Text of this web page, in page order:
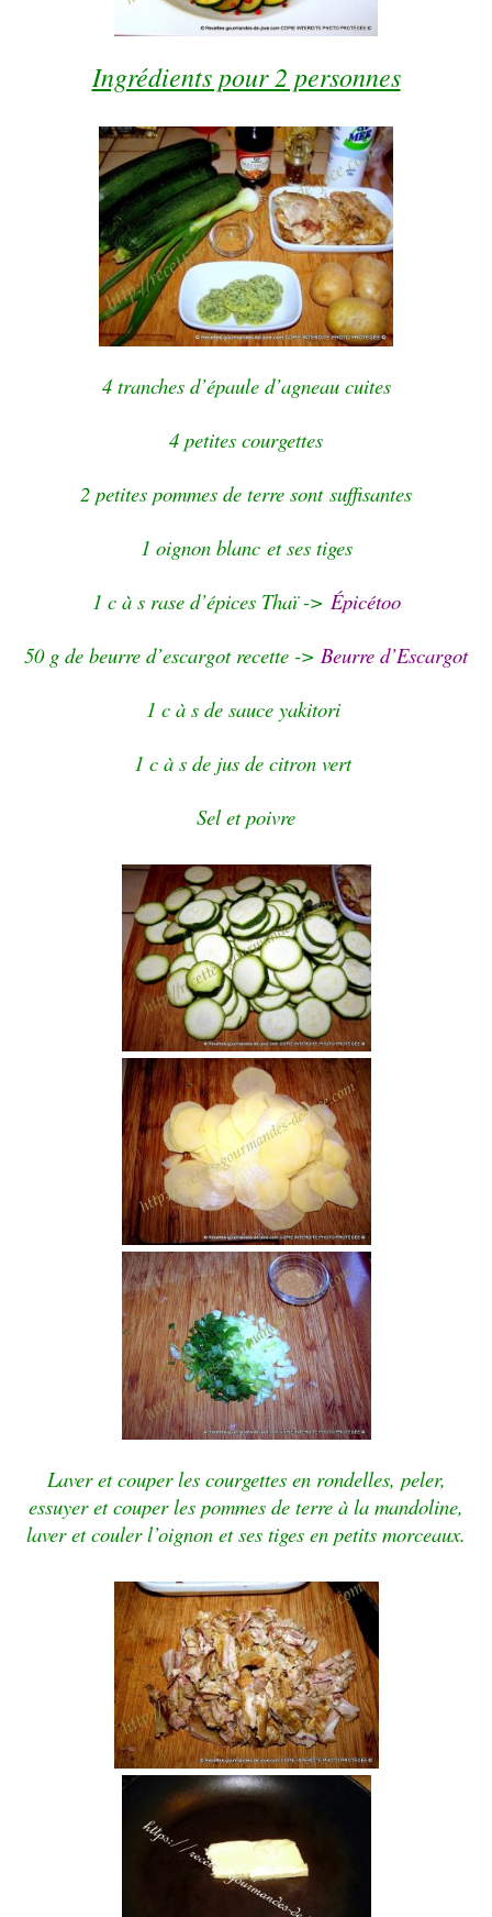
Ingrédients pour 2 personnes
4 tranches d’épaule d’agneau cuites
4 petites courgettes
2 petites pommes de terre sont suffisantes
1 oignon blanc et ses tiges
1 c à s rase d’épices Thaï -> Épicétoo
50 g de beurre d’escargot recette -> Beurre d’Escargot
1 c à s de sauce yakitori
1 c à s de jus de citron vert
Sel et poivre
Laver et couper les courgettes en rondelles, peler,
essuyer et couper les pommes de terre à la mandoline,
laver et couler l’oignon et ses tiges en petits morceaux.